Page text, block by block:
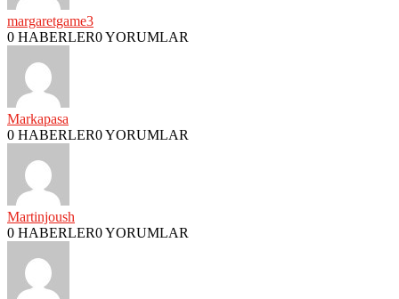
margaretgame3
0 HABERLER0 YORUMLAR
Markapasa
0 HABERLER0 YORUMLAR
Martinjoush
0 HABERLER0 YORUMLAR